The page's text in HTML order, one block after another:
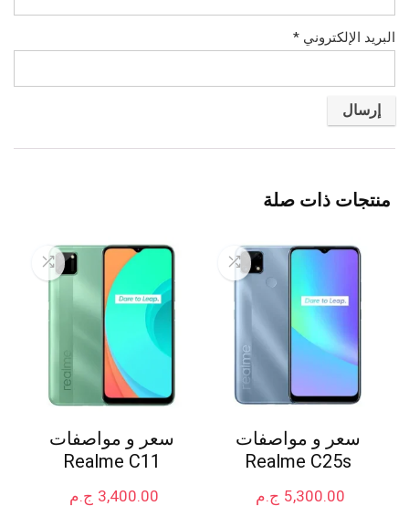
البريد الإلكتروني *
منتجات ذات صلة
سعر و مواصفات
Realme C25s
ج.م 5,300.00
سعر و مواصفات
Realme C11
ج.م 3,400.00